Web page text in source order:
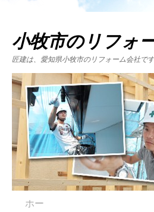
小牧市のリフォ
匠建は、愛知県小牧市のリフォーム会社です
ホー